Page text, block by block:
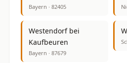
Bayern · 82405
Westendorf bei
Kaufbeuren
Bayern · 87679